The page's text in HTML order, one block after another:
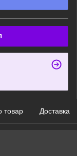
товар Доставка